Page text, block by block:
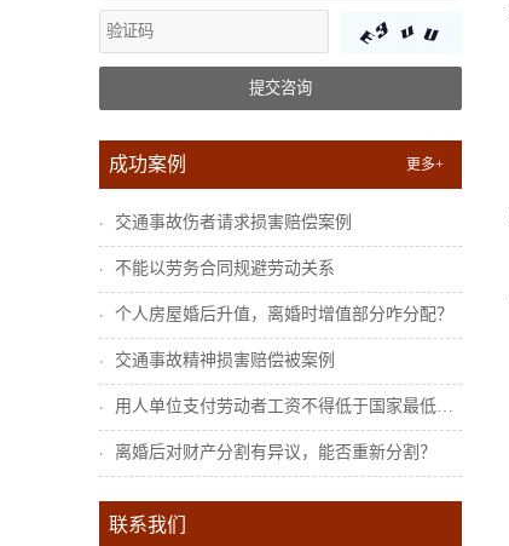
提交咨询
成功案例 更多+
交通事故伤者请求损害赔偿案例
不能以劳务合同规避劳动关系
个人房屋婚后升值，离婚时增值部分咋分配？
交通事故精神损害赔偿被案例
用人单位支付劳动者工资不得低于国家最低工...
离婚后对财产分割有异议，能否重新分割？
联系我们